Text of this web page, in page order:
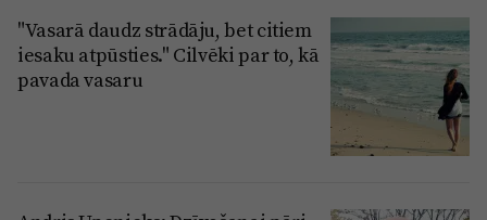
"Vasarā daudz strādāju, bet citiem
iesaku atpūsties." Cilvēki par to, kā
pavada vasaru